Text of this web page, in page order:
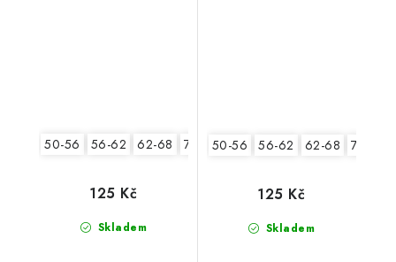
50-56 56-62 62-68 74-86
Skladem
125 Kč
50-56 56-62 62-68 74-86
Skladem
125 Kč